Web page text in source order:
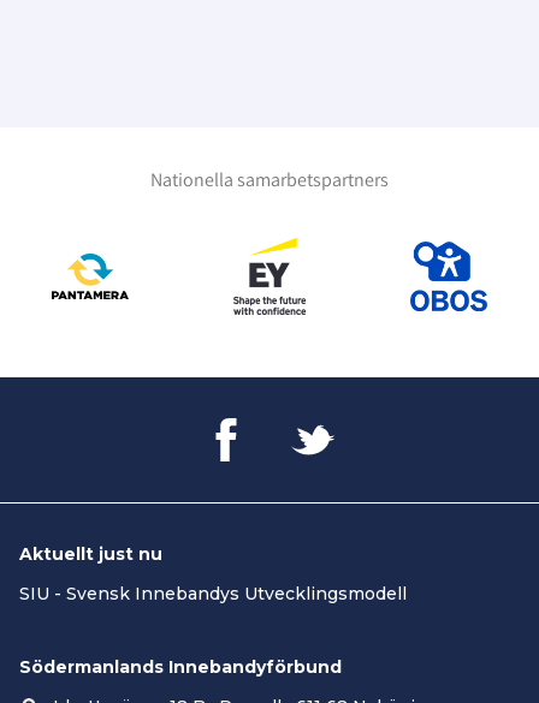
Nationella samarbetspartners
Aktuellt just nu
SIU - Svensk Innebandys Utvecklingsmodell
Södermanlands Innebandyförbund